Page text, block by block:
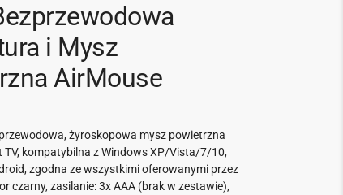
i Mysz
AirMouse
żyroskopowa mysz powietrzna
TV, kompatybilna z Windows XP/Vista/7/10,
zgodna ze wszystkimi oferowanymi przez
czarny, zasilanie: 3x AAA (brak w zestawie),